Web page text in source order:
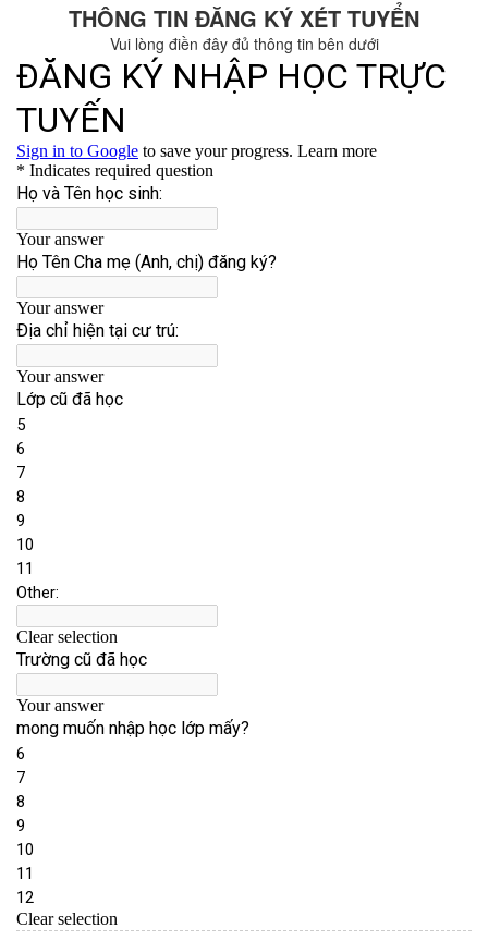
THÔNG TIN ĐĂNG KÝ XÉT TUYỂN
Vui lòng điền đây đủ thông tin bên dưới